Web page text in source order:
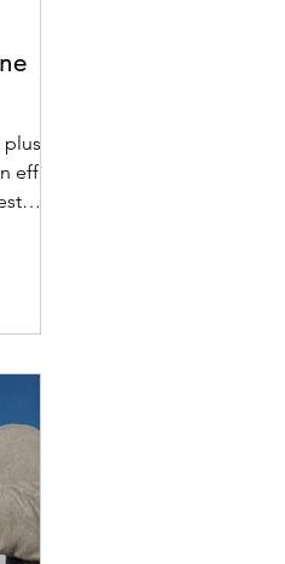
plus
effet.